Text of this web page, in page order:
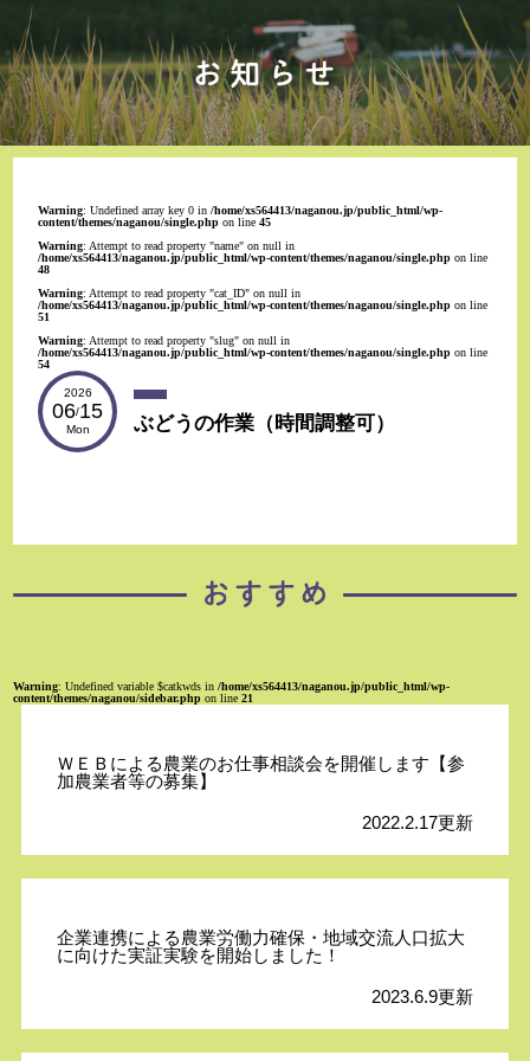
Warning: Undefined array key 0 in/home/xs564413/naganou.jp/public_html/wp-
content/themes/naganou/single.php on line45
Warning: Attempt to read property "name" on null in
/home/xs564413/naganou.jp/public_html/wp-content/themes/naganou/single.php on line
48
Warning: Attempt to read property "cat_ID" on null in
/home/xs564413/naganou.jp/public_html/wp-content/themes/naganou/single.php on line
51
Warning: Attempt to read property "slug" on null in
/home/xs564413/naganou.jp/public_html/wp-content/themes/naganou/single.php on line
54
2026
06/15
Mon ぶどうの作業（時間調整可）
Warning: Undefined variable $catkwds in/home/xs564413/naganou.jp/public_html/wp-
content/themes/naganou/sidebar.php on line21
ＷＥＢによる農業のお仕事相談会を開催します【参
加農業者等の募集】
2022.2.17更新
企業連携による農業労働力確保・地域交流人口拡大
に向けた実証実験を開始しました！
2023.6.9更新